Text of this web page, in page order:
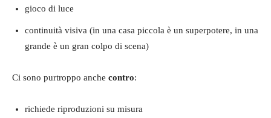
gioco di luce
continuità visiva (in una casa piccola è un superpotere, in una
grande è un gran colpo di scena)
Ci sono purtroppo anche contro:
richiede riproduzioni su misura